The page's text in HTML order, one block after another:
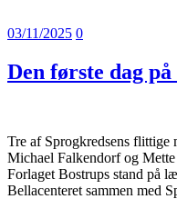
03/11/2025 0
Den første dag
Tre af Sprogkredsens
Michael Falkendorf og Mette
Forlaget Bostrups stand på
Bellacenteret sammen med